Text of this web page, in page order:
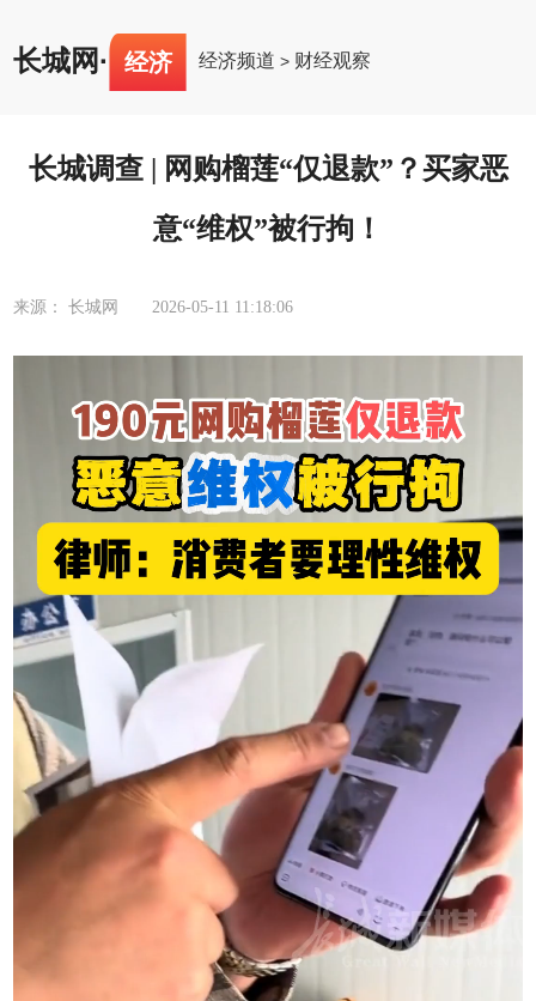
长城网· 经济 经济频道 > 财经观察
长城调查 | 网购榴莲“仅退款”？买家恶
意“维权”被行拘！
来源： 长城网 2026-05-11 11:18:06